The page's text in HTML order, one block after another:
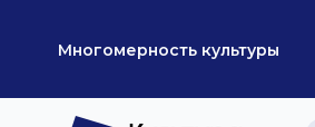
Многомерность культуры